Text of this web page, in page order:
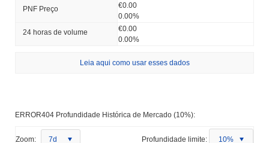
PNF Preço
€0.00
0.00%
24 horas de volume
€0.00
0.00%
Leia aqui como usar esses dados
ERROR404 Profundidade Histórica de Mercado (10%):
Zoom: 7d Profundidade limite: 10%